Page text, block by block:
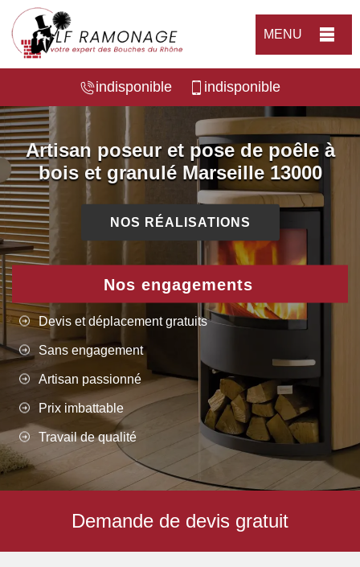
MENU
indisponible indisponible
Artisan poseur et pose de poêle à
bois et granulé Marseille 13000
NOS RÉALISATIONS
Nos engagements
Devis et déplacement gratuits
Sans engagement
Artisan passionné
Prix imbattable
Travail de qualité
Demande de devis gratuit